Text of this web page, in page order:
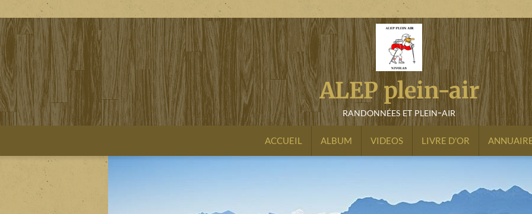
ALEP plein-air
randonnées et plein-air
ACCUEIL ALBUM VIDEOS LIVRE D'OR